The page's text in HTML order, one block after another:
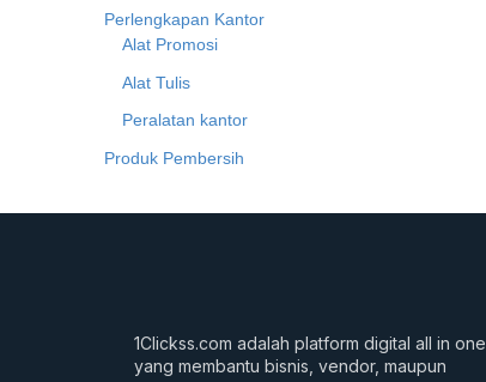
Perlengkapan Kantor
Alat Promosi
Alat Tulis
Peralatan kantor
Produk Pembersih
1Clickss.com adalah platform digital all in one
yang membantu bisnis, vendor, maupun